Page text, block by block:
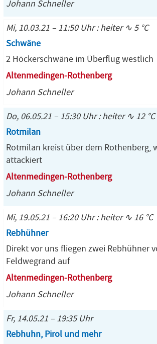
Johann Schneller
Mi, 10.03.21 – 11:50 Uhr : heiter ∿ 5 °C
Schwäne
2 Höckerschwäne im Überflug westlich
Altenmedingen-Rothenberg
Johann Schneller
Do, 06.05.21 – 15:30 Uhr : heiter ∿ 12 °C
Rotmilan
Rotmilan kreist über dem Rothenberg,
attackiert
Altenmedingen-Rothenberg
Johann Schneller
Mi, 19.05.21 – 16:20 Uhr : heiter ∿ 16 °C
Rebhühner
Direkt vor uns fliegen zwei Rebhühner
Feldwegrand auf
Altenmedingen-Rothenberg
Johann Schneller
Fr, 14.05.21 – 19:35 Uhr
Rebhuhn, Pirol und mehr